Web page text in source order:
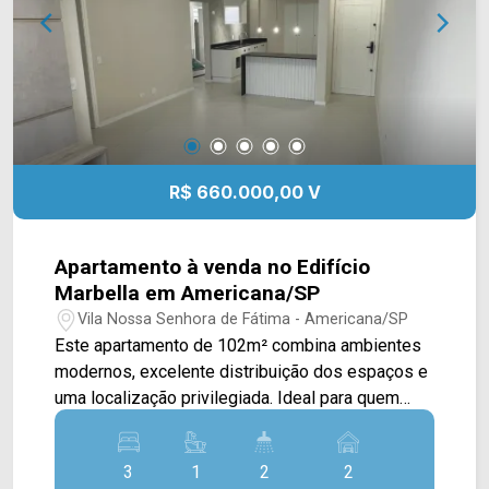
02 vagas de garagem, sendo 01 coberta.
Localizada no Jardim Nielsen Ville, em
Americana, a casa oferece fácil acesso aos
principais comércios, serviços e vias da cidade,
proporcionando mais praticidade para a rotina.
Entre em contato com a equipe da Arbix Imóveis
e agende sua visita. WhatsApp e telefone: (19)
R$ 660.000,00 V
Apartamento à venda no Edifício
Marbella em Americana/SP
Vila Nossa Senhora de Fátima - Americana/SP
Este apartamento de 102m² combina ambientes
modernos, excelente distribuição dos espaços e
uma localização privilegiada. Ideal para quem
busca conforto, praticidade e um imóvel pronto
para morar. A cozinha integrada às salas de estar
e jantar proporciona mais funcionalidade ao dia a
3 1 2 2